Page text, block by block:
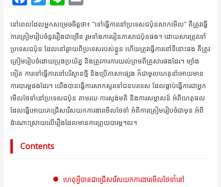
c
e
b
o
o
k
i
t
t
e
r
n
e
a
i
l
នៅពេលដែលអ្នកសម្រេចចិត្តថា៖ “ទៅធ្វើការនៅប្រទេសជប៉ុនសាកមើល” គឺត្រូវធ្វើ
ការត្រៀមរៀបចំនូវរឿងជាច្រើន រួមទាំងការរៀនភាសាជប៉ុនផង។ ដោយសារត្រូវទៅ
ប្រទេសជប៉ុន ដែលនៅឆ្ងាយពីប្រទេសរបស់ខ្លួន ហើយត្រូវធ្វើការនៅទីនោះផង គឺត្រូវ
ត្រៀមរៀបចំដោយប្រុងប្រយ័ត្ន និងត្រូវការការយល់ព្រមពីគ្រួសារផងដែរ។ ម្យ៉ាង
ទៀត ការទៅធ្វើការនៅបរិស្ថានថ្មី និងប្រើភាសាផ្សេង ក៏ជាមូលហេតុនាំអោយមាន
ការបារម្ភផងដែរ។ យើងបានធ្វើការសាកសួរទៅជនបរទេស ដែលធ្លាប់ធ្វើការជាអ្នក
មើលថែទាំនៅប្រទេសជប៉ុន តាមរយៈការស្ទង់មតិ និងការសម្ភាសន៍ អំពីហេតុផល
ដែលធ្វើអោយគេជ្រើសរើសយកការងារមើលថែទាំ អំពីការត្រៀមរៀបចំជាមុន អំពី
ដំណោះស្រាយលើរឿងដែលមានការព្រួយបារម្ភ។ល។
Contents
ហេតុអ្វីបានជាជ្រើសរើសយកការងារមើលថែទាំនៅ